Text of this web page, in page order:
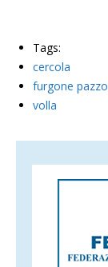
Tags:
cercola
furgone pazzo
volla